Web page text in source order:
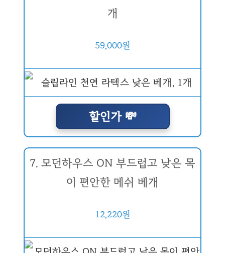
개
59,000원
할인가 💸
7. 모던하우스 ON 부드럽고 낮은 목
이 편안한 메쉬 베개
12,220원